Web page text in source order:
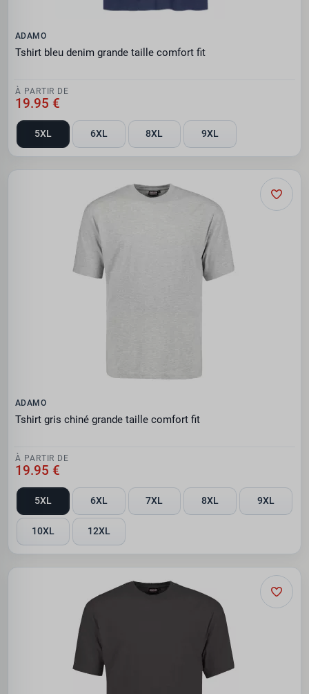
ADAMO
Tshirt bleu denim grande taille comfort fit
À PARTIR DE
19.95 €
5XL 6XL 8XL 9XL
ADAMO
Tshirt gris chiné grande taille comfort fit
À PARTIR DE
19.95 €
5XL 6XL 7XL 8XL 9XL
10XL 12XL